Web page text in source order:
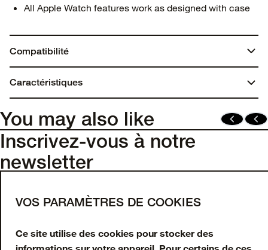
All Apple Watch features work as designed with case
Compatibilité
Apple Watch Series 8
Caractéristiques
You may also like
Inscrivez-vous à notre
newsletter
de réduction sur votre première commande et
recevoir des offres et mises à jour en exclusivité.
Adresse e-mail
VOS PARAMÈTRES DE COOKIES
Ce site utilise des cookies pour stocker des
informations sur votre appareil. Pour certains de ces